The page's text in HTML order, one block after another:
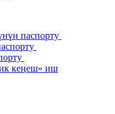
паспорту
кеңеш» иш